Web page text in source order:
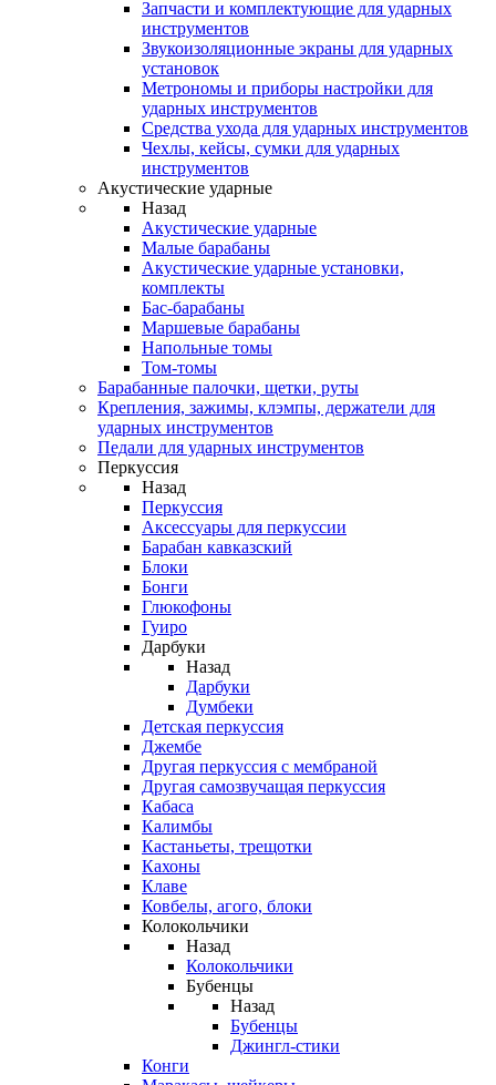
Запчасти и комплектующие для ударных
инструментов
Звукоизоляционные экраны для ударных
установок
Метрономы и приборы настройки для
ударных инструментов
Средства ухода для ударных инструментов
Чехлы, кейсы, сумки для ударных
инструментов
Акустические ударные
Назад
Акустические ударные
Mалые барабаны
Акустические ударные установки,
комплекты
Бас-барабаны
Маршевые барабаны
Напольные томы
Том-томы
Барабанные палочки, щетки, руты
Крепления, зажимы, клэмпы, держатели для
ударных инструментов
Педали для ударных инструментов
Перкуссия
Назад
Перкуссия
Аксессуары для перкуссии
Барабан кавказский
Блоки
Бонги
Глюкофоны
Гуиро
Дарбуки
Назад
Дарбуки
Думбеки
Детская перкуссия
Джембе
Другая перкуссия с мембраной
Другая самозвучащая перкуссия
Кабаса
Калимбы
Кастаньеты, трещотки
Кахоны
Клаве
Ковбелы, агого, блоки
Колокольчики
Назад
Колокольчики
Бубенцы
Назад
Бубенцы
Джингл-стики
Конги